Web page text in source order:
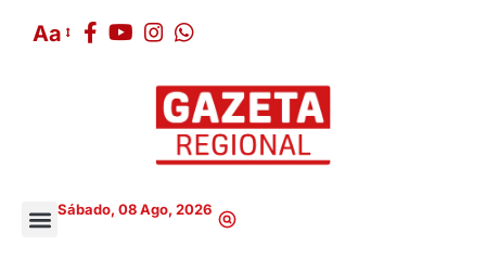
Aa
Sábado, 08 Ago, 2026